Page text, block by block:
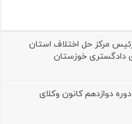
مرکز حل اختلاف استان
دادگستری خوزستان
دوازدهم کانون وکلای